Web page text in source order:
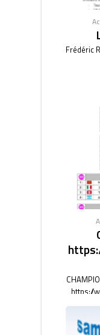
Frédéric
https://